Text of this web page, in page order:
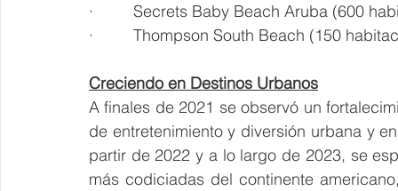
·         Secrets Baby Beach Aruba (600
·         Thompson South Beach (150
Creciendo en Destinos Urbanos
A finales de 2021 se observó un
de entretenimiento y diversión urbana y
partir de 2022 y a lo largo de 2023, se
más codiciadas del continente